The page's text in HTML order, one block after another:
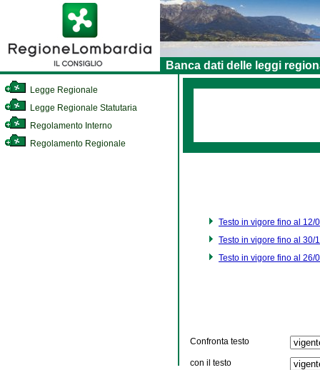
Banca dati delle leggi
Legge Regionale
Legge Regionale Statutaria
Regolamento Interno
Regolamento Regionale
Testo in vigore fino al 12/
Testo in vigore fino al 30/
Testo in vigore fino al 26/
Confronta testo
con il testo